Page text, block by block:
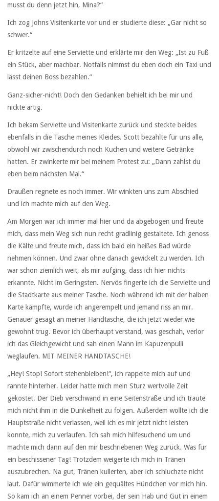
musst du denn jetzt hin, Mina?“
Ich zog Johns Visitenkarte vor und er studierte diese: „Gar nicht so
schwer.“
Er kritzelte auf eine Serviette und erklärte mir den Weg: „Ist zu Fuß
ein Stück, aber machbar. Notfalls nimmst du eben doch ein Taxi und
lässt deinen Boss bezahlen.“
Ganz-sicher-nicht! Doch den Gedanken behielt ich bei mir und
nickte artig.
Ich bekam Serviette und Visitenkarte zurück und steckte beides
ebenfalls in die Tasche meines Kleides. Scott bezahlte für uns alle,
obwohl wir zwischendurch noch Kuchen und weitere Getränke
hatten. Er zwinkerte mir bei meinem Protest zu: „Dann zahlst du
eben beim nächsten Mal.“
Draußen regnete es noch immer. Wir winkten uns zum Abschied
und ich machte mich auf den Weg.
Am Morgen war ich immer mal hier und da abgebogen und freute
mich, dass mein Weg sich nun recht gradlinig gestaltete. Ich genoss
die Kälte und freute mich, dass ich bald ein heißes Bad würde
nehmen können. Und zwar ohne danach gewickelt zu werden. Ich
war schon ziemlich weit, als mir aufging, dass ich hier nichts
erkannte. Nicht im Geringsten. Nervös fingerte ich die Serviette und
die Stadtkarte aus meiner Tasche. Noch während ich mit der halben
Karte kämpfte, wurde ich angerempelt und jemand riss an mir.
Genauer gesagt an meiner Handtasche, die ich jetzt wieder wie
gewohnt trug. Bevor ich überhaupt verstand, was geschah, verlor
ich das Gleichgewicht und sah einen Mann im Kapuzenpulli
weglaufen. MIT MEINER HANDTASCHE!
„Hey! Stop! Sofort stehenbleiben!“, ich rappelte mich auf und
rannte hinterher. Leider hatte mich mein Sturz wertvolle Zeit
gekostet. Der Dieb verschwand in eine Seitenstraße und ich traute
mich nicht ihm in die Dunkelheit zu folgen. Außerdem wollte ich die
Hauptstraße nicht verlassen, weil ich es mir jetzt nicht leisten
konnte, mich zu verlaufen. Ich sah mich hilfesuchend um und
machte mich dann auf den mir beschriebenen Weg zurück. Was für
ein beschissener Tag! Trotzdem weigerte ich mich in Tränen
auszubrechen. Na gut, Tränen kullerten, aber ich schluchzte nicht
laut. Dafür wimmerte ich wie ein gequältes Hündchen vor mich hin.
So kam ich an einem Penner vorbei, der sein Hab und Gut in einem